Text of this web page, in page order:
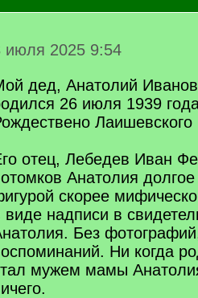
июля 2025 9:54
дед, Анатолий
26 июля 1939
отец, Лебедев Иван
Анатолия
скорее
виде надписи в
Без
Ни когда
мужем мамы